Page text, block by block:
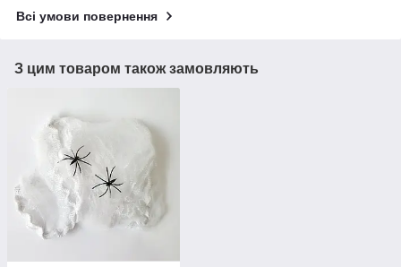
Всі умови повернення
З цим товаром також замовляють